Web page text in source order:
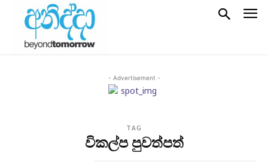
- Advertisement -
TAG
විකල්ප පුවත්පත්